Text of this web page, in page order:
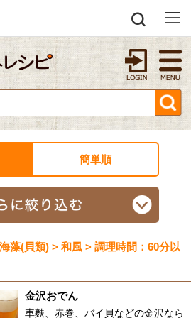
簡単順
藻(貝類) > 和風 > 調理時間：60分以
金沢おでん
車麩、赤巻、バイ貝などの金沢なら